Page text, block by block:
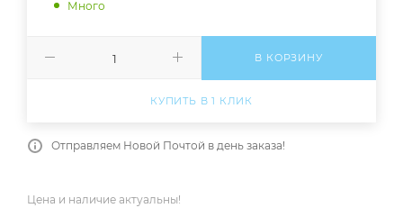
Много
В КОРЗИНУ
КУПИТЬ В 1 КЛИК
Отправляем Новой Почтой в день заказа!
Цена и наличие актуальны!